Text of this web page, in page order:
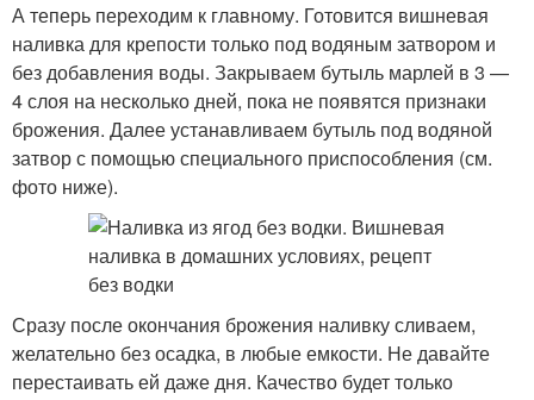
А теперь переходим к главному. Готовится вишневая
наливка для крепости только под водяным затвором и
без добавления воды. Закрываем бутыль марлей в 3 —
4 слоя на несколько дней, пока не появятся признаки
брожения. Далее устанавливаем бутыль под водяной
затвор с помощью специального приспособления (см.
фото ниже).
Сразу после окончания брожения наливку сливаем,
желательно без осадка, в любые емкости. Не давайте
перестаивать ей даже дня. Качество будет только